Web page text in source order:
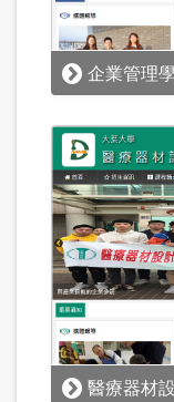
企業管理
醫療器材設計與